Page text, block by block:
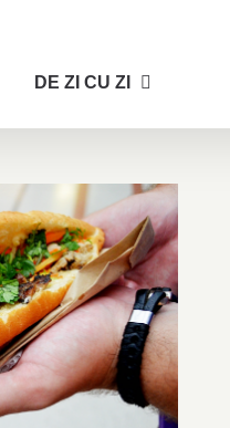
DE ZI CU ZI
au făcut